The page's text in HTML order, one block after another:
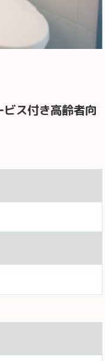
ビス付き高齢者向